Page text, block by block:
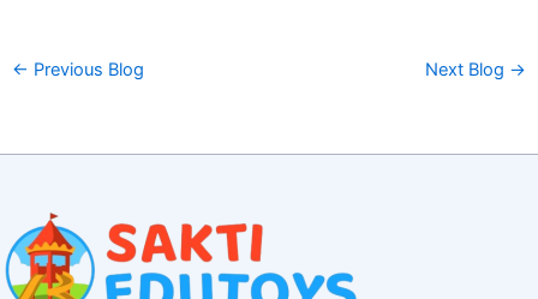
← Previous Blog Next Blog →